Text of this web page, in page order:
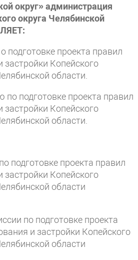
округ» администрация
округа Челябинской
подготовке проекта правил
застройки Копейского
области.
по подготовке проекта правил
застройки Копейского
области.
подготовке проекта правил
застройки Копейского
области
по подготовке проекта
и застройки Копейского
области